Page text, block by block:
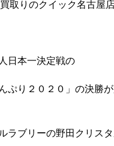
取りのクイック名古屋
日本一決定戦の
ぷり２０２０」の決勝
ラブリーの野田クリス